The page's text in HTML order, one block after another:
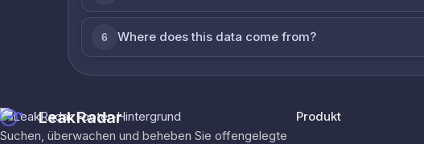
6 Where does this data come from?
LeakRadar
Suchen, überwachen und beheben Sie offengelegte
Produkt